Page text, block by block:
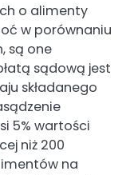
o alimenty
w porównaniu
są one
sądową jest
składanego
5% wartości
niż 200
na